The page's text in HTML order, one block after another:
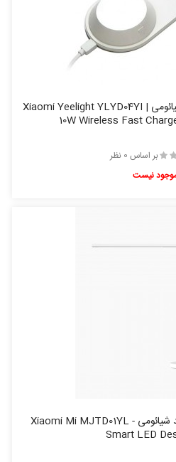
چراغ خواب و شارژر وایرلس شیائومی | Xiaomi Yeelight YLYD04YI
10W Wireless Fast
بر اساس 0 نظر
نیست
چراغ مطالعه رومیزی هوشمند شیائومی - Xiaomi Mi MJTD01YL
Smart LED